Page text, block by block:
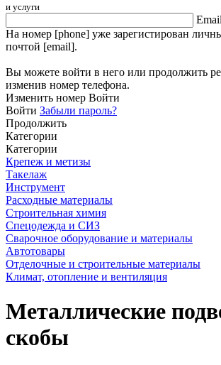
и услуги
На номер [phone] уже зарегистирован
почтой [email].
Вы можете войти в него или продолжить
изменив номер телефона.
Изменить номер Войти
Войти Забыли пароль?
Продолжить
Категории
Категории
Крепеж и метизы
Такелаж
Инструмент
Расходные материалы
Строительная химия
Спецодежда и СИЗ
Сварочное оборудование и материалы
Автотовары
Отделочные и строительные материалы
Климат, отопление и вентиляция
Металлические
скобы